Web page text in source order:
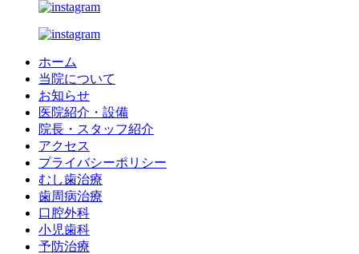
ホーム
当院について
お知らせ
医院紹介・設備
院長・スタッフ紹介
アクセス
プライバシーポリシー
むし歯治療
歯周病治療
口腔外科
小児歯科
予防治療